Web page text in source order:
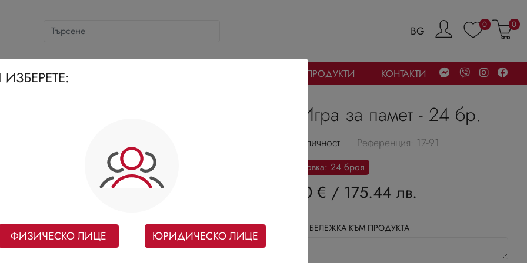
BG 0 0
КАТЕГОРИИ ДУБАЙСКИ ПРОДУКТИ КОНТАКТИ
Игра за памет - 24 бр.
В наличност Референция: 17-91
Разфасовка: 24 броя
89.70 € / 175.44 лв.
ДОБАВИ БЕЛЕЖКА КЪМ ПРОДУКТА
ФИЗИЧЕСКО ЛИЦЕ ЮРИДИЧЕСКО ЛИЦЕ